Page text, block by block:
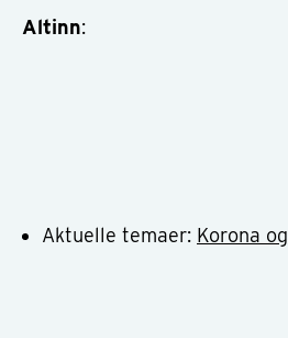
Altinn:
Aktuelle temaer: Korona